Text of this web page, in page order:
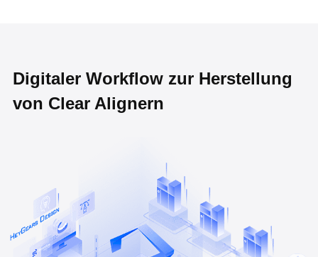
Digitaler Workflow zur Herstellung
von Clear Alignern